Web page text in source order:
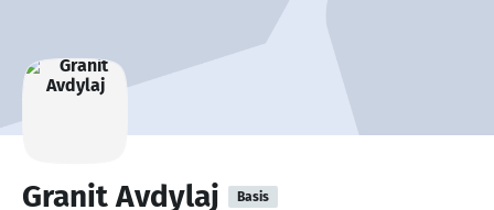
Granit Avdylaj Basis